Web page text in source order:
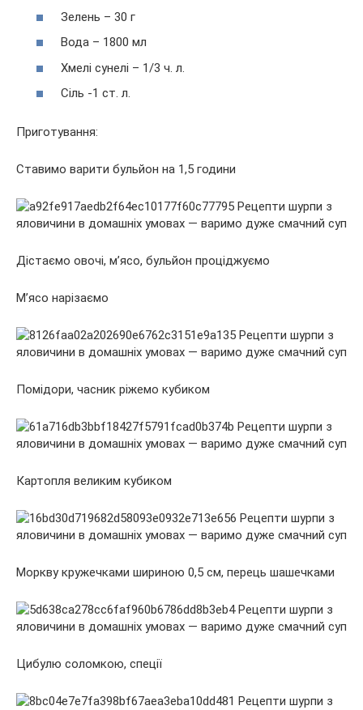
Зелень – 30 г
Вода – 1800 мл
Хмелі сунелі – 1/3 ч. л.
Сіль -1 ст. л.
Приготування:
Ставимо варити бульйон на 1,5 години
Дістаємо овочі, м’ясо, бульйон проціджуємо
М’ясо нарізаємо
Помідори, часник ріжемо кубиком
Картопля великим кубиком
Моркву кружечками шириною 0,5 см, перець шашечками
Цибулю соломкою, спеції